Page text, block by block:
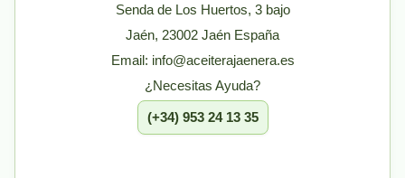
Senda de Los Huertos, 3 bajo
Jaén, 23002 Jaén España
Email: info@aceiterajaenera.es
¿Necesitas Ayuda?
(+34) 953 24 13 35